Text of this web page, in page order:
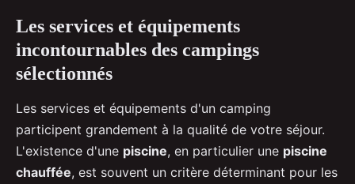
Les services et équipements
incontournables des campings
sélectionnés
Les services et équipements d'un camping
participent grandement à la qualité de votre séjour.
L'existence d'une piscine, en particulier une piscine
chauffée, est souvent un critère déterminant pour les